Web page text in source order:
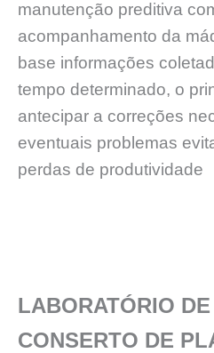
manutenção preditiva
acompanhamento da
base informações
tempo determinado, o
antecipar a correções
eventuais problemas
perdas de produtividade
LABORATÓRIO
CONSERTO DE